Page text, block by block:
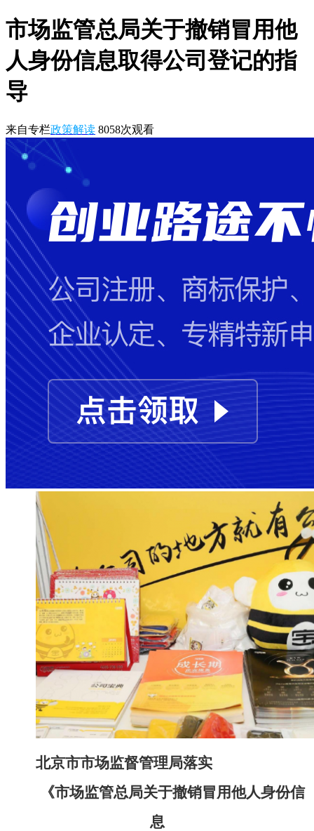
市场监管总局关于撤销冒用他
人身份信息取得公司登记的指
导
来自专栏政策解读 8058次观看
北京市市场监督管理局落实
《市场监管总局关于撤销冒用他人身份信
息